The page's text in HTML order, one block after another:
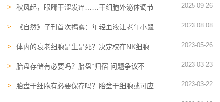
秋风起，眼睛干涩发痒……干细胞外泌体调节
2025-09-26
《自然》子刊首次揭露：年轻血液让老年小鼠
2023-08-08
体内的衰老细胞是生是死？决定权在NK细胞
2023-05-26
胎盘存储有必要吗？胎盘“归宿”问题争议不
2023-03-23
胎盘干细胞有必要保存吗？胎盘干细胞或可应
2023-03-22